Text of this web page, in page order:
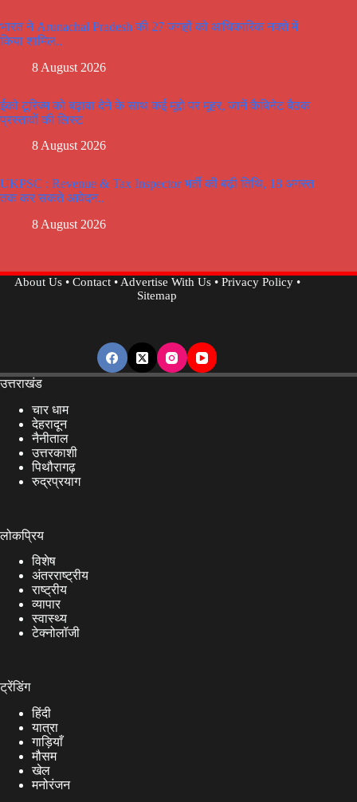
भारत ने Arunachal Pradesh की 27 जगहों को आधिकारिक नक्शे में
किया शामिल..
8 August 2026
ईको टूरिज्म को बढ़ावा देने के साथ कई मूद्दो पर मूहर, जानें कैबिनेट बैठक
प्रस्तावों की लिस्ट
8 August 2026
UKPSC : Revenue & Tax Inspector भर्ती की बढ़ी तिथि, 18 अगस्त
तक कर सकते आवेदन..
8 August 2026
About Us• Contact•Advertise With Us• Privacy Policy•
Sitemap
उत्तराखंड
चार धाम
देहरादून
नैनीताल
उत्तरकाशी
पिथौरागढ़
रुद्रप्रयाग
लोकप्रिय
विशेष
अंतरराष्ट्रीय
राष्ट्रीय
व्यापार
स्वास्थ्य
टेक्नोलॉजी
ट्रेंडिंग
हिंदी
यात्रा
गाड़ियाँ
मौसम
खेल
मनोरंजन